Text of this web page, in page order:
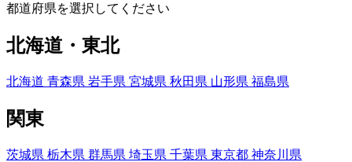
都道府県を選択してください
北海道・東北
北海道 青森県 岩手県 宮城県 秋田県 山形県 福島県
関東
茨城県 栃木県 群馬県 埼玉県 千葉県 東京都 神奈川県